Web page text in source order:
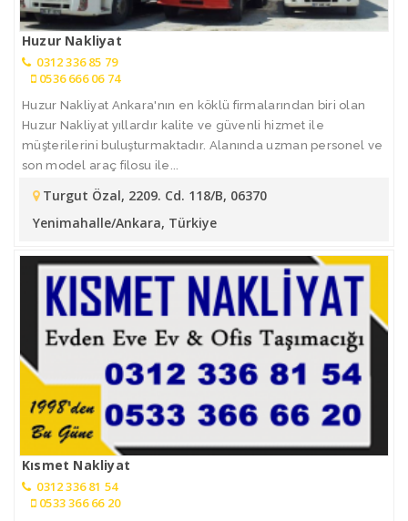
Huzur Nakliyat
0312 336 85 79
0536 666 06 74
Huzur Nakliyat Ankara'nın en köklü firmalarından biri olan
Huzur Nakliyat yıllardır kalite ve güvenli hizmet ile
müşterilerini buluşturmaktadır. Alanında uzman personel ve
son model araç filosu ile...
Turgut Özal, 2209. Cd. 118/B, 06370
Yenimahalle/Ankara, Türkiye
Kısmet Nakliyat
0312 336 81 54
0533 366 66 20